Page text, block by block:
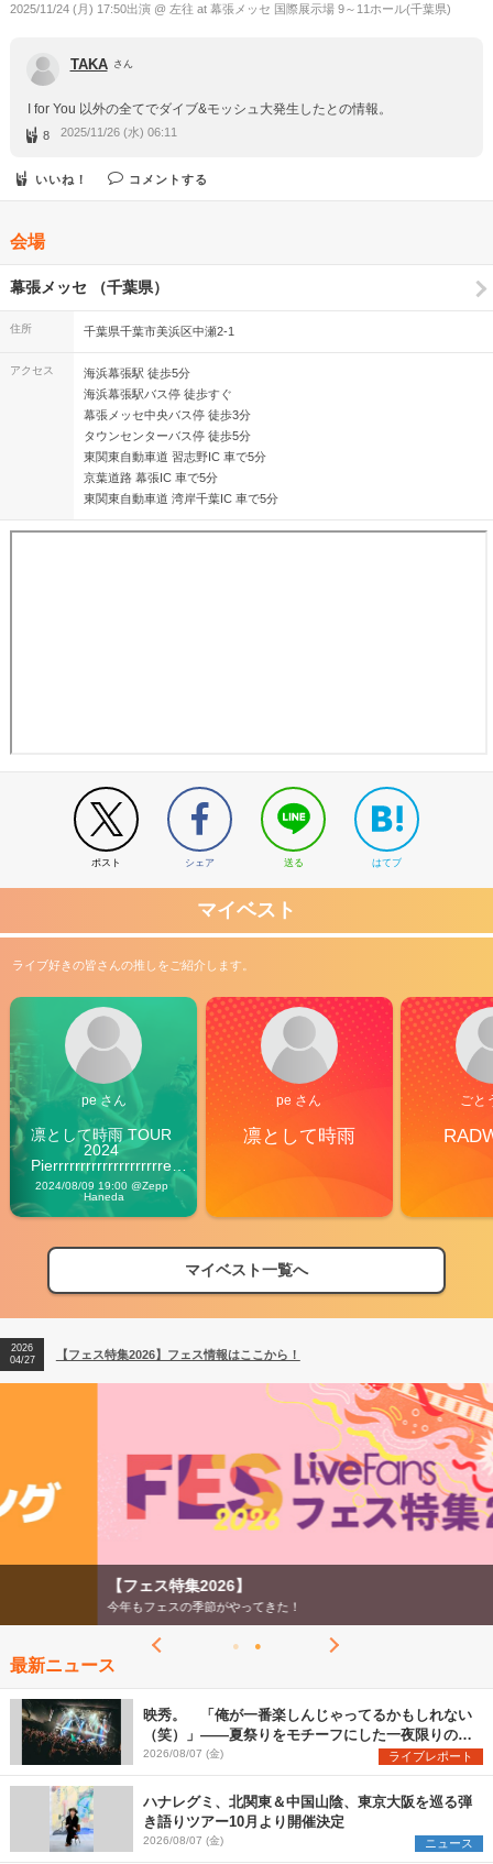
2025/11/24 (月) 17:50出演 @ 左往 at 幕張メッセ 国際展示場 9～11ホール(千葉県)
TAKA さん
I for You 以外の全てでダイブ&モッシュ大発生したとの情報。
8 2025/11/26 (水) 06:11
いいね！ コメントする
会場
幕張メッセ （千葉県）
住所 千葉県千葉市美浜区中瀬2-1
アクセス
海浜幕張駅 徒歩5分
海浜幕張駅バス停 徒歩すぐ
幕張メッセ中央バス停 徒歩3分
タウンセンターバス停 徒歩5分
東関東自動車道 習志野IC 車で5分
京葉道路 幕張IC 車で5分
東関東自動車道 湾岸千葉IC 車で5分
ポスト シェア 送る はてブ
マイベスト
ライブ好きの皆さんの推しをご紹介します。
pe さん
凛として時雨 TOUR
2024
Pierrrrrrrrrrrrrrrrrrrre
Vibes
2024/08/09 19:00 @Zepp
Haneda
pe さん
凛として時雨
ごと
マイベスト一覧へ
【フェス特集2026】フェス情報はここから！
【ライブ動員ランキング】2026年上半期編発表！
2026
04/27
【フェス特集2026】フェス情報はここから！
2026
【ライブ動員ランキング】2026年上半期編発表！
【フェス特集2026】
今年もフェスの季節がやってきた！
最新ニュース
映秀。 「俺が一番楽しんじゃってるかもしれない
（笑）」――夏祭りをモチーフにした一夜限りのス
ペシャルライブ『色祭』レポート
2026/08/07 (金) ライブレポート
ハナレグミ、北関東＆中国山陰、東京大阪を巡る弾
き語りツアー10月より開催決定
2026/08/07 (金) ニュース